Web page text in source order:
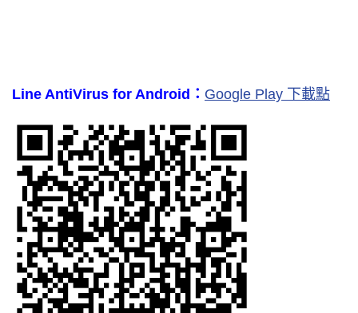
Line AntiVirus for Android： Google Play 下載點